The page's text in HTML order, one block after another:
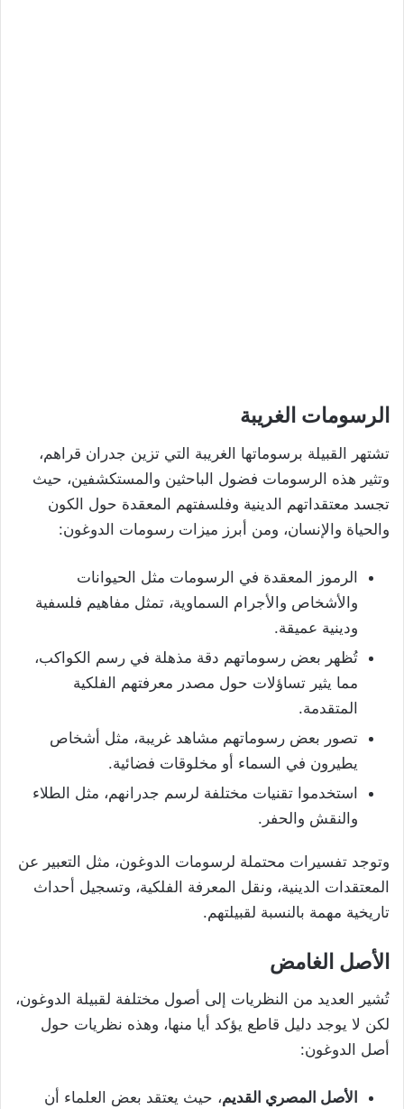
الرسومات الغريبة
تشتهر القبيلة برسوماتها الغريبة التي تزين جدران قراهم،
وتثير هذه الرسومات فضول الباحثين والمستكشفين، حيث
تجسد معتقداتهم الدينية وفلسفتهم المعقدة حول الكون
والحياة والإنسان، ومن أبرز ميزات رسومات الدوغون:
الرموز المعقدة في الرسومات مثل الحيوانات
والأشخاص والأجرام السماوية، تمثل مفاهيم فلسفية
ودينية عميقة.
تُظهر بعض رسوماتهم دقة مذهلة في رسم الكواكب،
مما يثير تساؤلات حول مصدر معرفتهم الفلكية
المتقدمة.
تصور بعض رسوماتهم مشاهد غريبة، مثل أشخاص
يطيرون في السماء أو مخلوقات فضائية.
استخدموا تقنيات مختلفة لرسم جدرانهم، مثل الطلاء
والنقش والحفر.
وتوجد تفسيرات محتملة لرسومات الدوغون، مثل التعبير عن
المعتقدات الدينية، ونقل المعرفة الفلكية، وتسجيل أحداث
تاريخية مهمة بالنسبة لقبيلتهم.
الأصل الغامض
تُشير العديد من النظريات إلى أصول مختلفة لقبيلة الدوغون،
لكن لا يوجد دليل قاطع يؤكد أيا منها، وهذه نظريات حول
أصل الدوغون:
الأصل المصري القديم، حيث يعتقد بعض العلماء أن